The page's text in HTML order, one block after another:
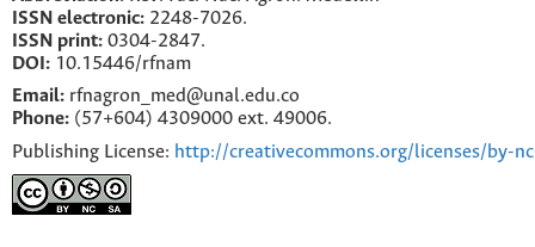
ISSN electronic: 2248-7026.
ISSN print: 0304-2847.
DOI: 10.15446/rfnam
Email: rfnagron_med@unal.edu.co
Phone: (57+604) 4309000 ext. 49006.
Publishing License: http://creativecommons.org/licenses/by-